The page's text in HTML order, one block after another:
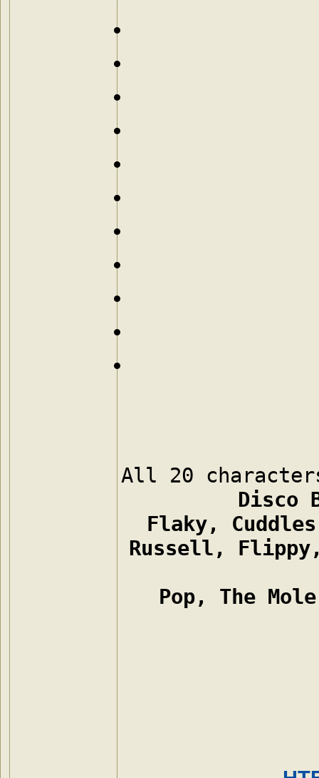
Disco
Flaky,
Russell,
Pop, The